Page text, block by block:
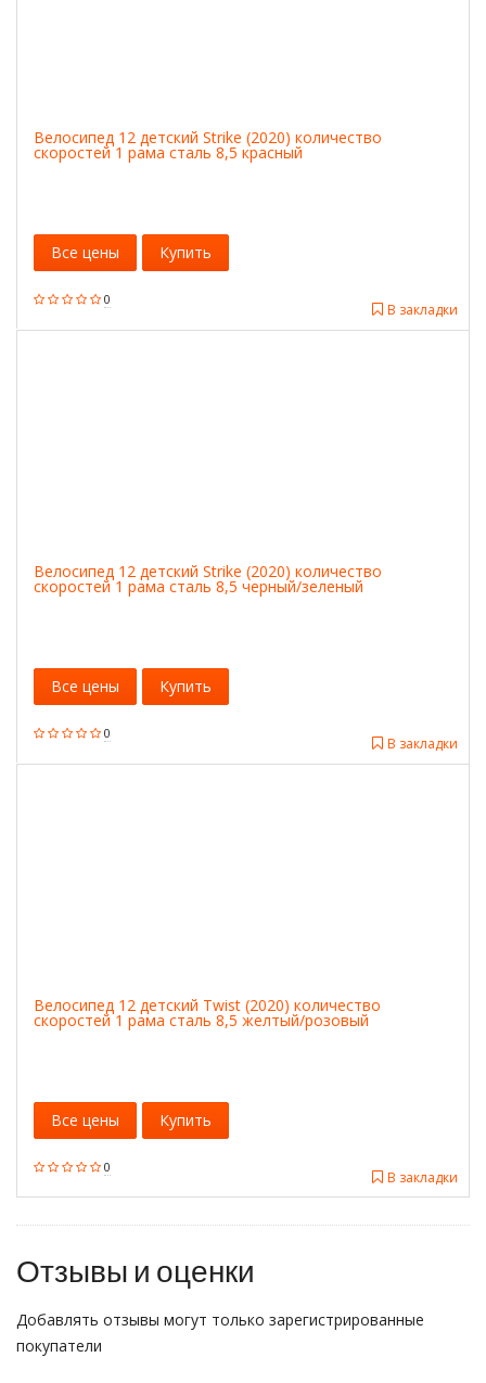
Велосипед 12 детский Strike (2020) количество
скоростей 1 рама сталь 8,5 красный
0
В закладки
Все цены Купить
Велосипед 12 детский Strike (2020) количество
скоростей 1 рама сталь 8,5 черный/зеленый
0
В закладки
Все цены Купить
Велосипед 12 детский Twist (2020) количество
скоростей 1 рама сталь 8,5 желтый/розовый
0
В закладки
Все цены Купить
Отзывы и оценки
Добавлять отзывы могут только зарегистрированные
покупатели